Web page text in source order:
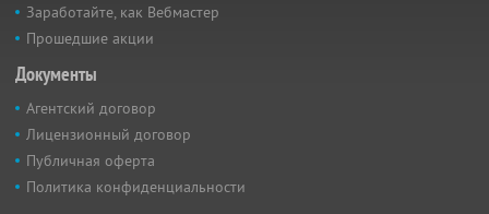
Заработайте, как Вебмастер
Прошедшие акции
Документы
Агентский договор
Лицензионный договор
Публичная оферта
Политика конфиденциальности